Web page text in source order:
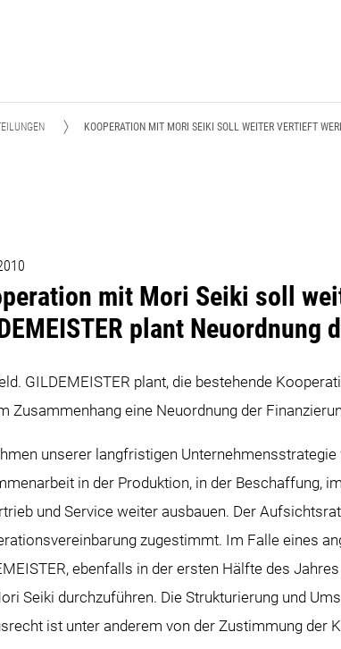
KOOPERATION MIT MORI SEIKI SOLL WEITER VERTIEFT
mit Mori Seiki soll
plant Neuordnung
GILDEMEISTER plant, die bestehende
Zusammenhang eine Neuordnung der
unserer langfristigen
in der Produktion, in der Beschaffung,
und Service weiter ausbauen. Der
zugestimmt. Im Falle eines
ebenfalls in der ersten Hälfte des
Seiki durchzuführen. Die Strukturierung und
ist unter anderem von der Zustimmung der